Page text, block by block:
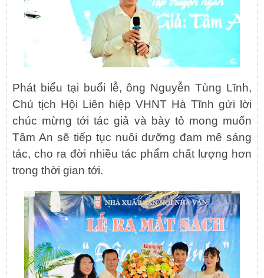
Phát biểu tại buổi lễ, ông Nguyễn Tùng Lĩnh,
Chủ tịch Hội Liên hiệp VHNT Hà Tĩnh gửi lời
chúc mừng tới tác giả và bày tỏ mong muốn
Tâm An sẽ tiếp tục nuôi dưỡng đam mê sáng
tác, cho ra đời nhiều tác phẩm chất lượng hơn
trong thời gian tới.